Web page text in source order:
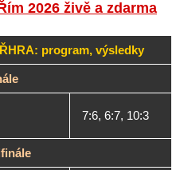
2026 živě a zdarma
program, výsledky
7:6, 6:7, 10:3